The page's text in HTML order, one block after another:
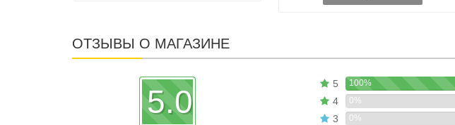
ОТЗЫВЫ О МАГАЗИНЕ
5.0 5 100%
4 0%
3 0%